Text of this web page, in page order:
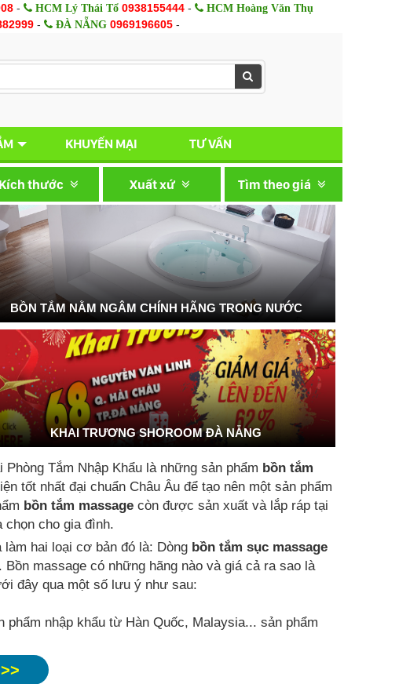
- HCM Lý Thái Tổ 0938155444 - HCM Hoàng Văn Thụ
- ĐÀ NẴNG 0969196605-
KHUYẾN MẠI TƯ VẤN
Tìm theo giá
Xuất xứ
Kích thước
BỒN TẮM NẰM NGÂM CHÍNH HÃNG TRONG NƯỚC
KHAI TRƯƠNG SHOROOM ĐÀ NẴNG
Phòng Tắm Nhập Khẩu là những sản phẩm bồn tắm
tốt nhất đại chuẩn Châu Âu để tạo nên một sản phẩm
bồn tắm massage còn được sản xuất và lắp ráp tại
chọn cho gia đình.
hai loại cơ bản đó là: Dòng bồn tắm sục massage
massage có những hãng nào và giá cả ra sao là
đây qua một số lưu ý như sau:
phẩm nhập khẩu từ Hàn Quốc, Malaysia... sản phẩm